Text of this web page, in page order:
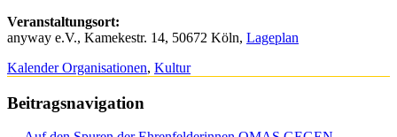
Veranstaltungsort:
anyway e.V., Kamekestr. 14, 50672 Köln, Lageplan
Kalender Organisationen, Kultur
Beitragsnavigation